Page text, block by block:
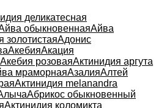
деликатесная
обыкновеннаяАйва
золотистаяАдонис
АкебияАкация
Акебия розоваяАктинидия аргута
мраморнаяАзалияАлтей
Актинидия melanandra
Абрикос обыкновенный
Актинидия коломикта